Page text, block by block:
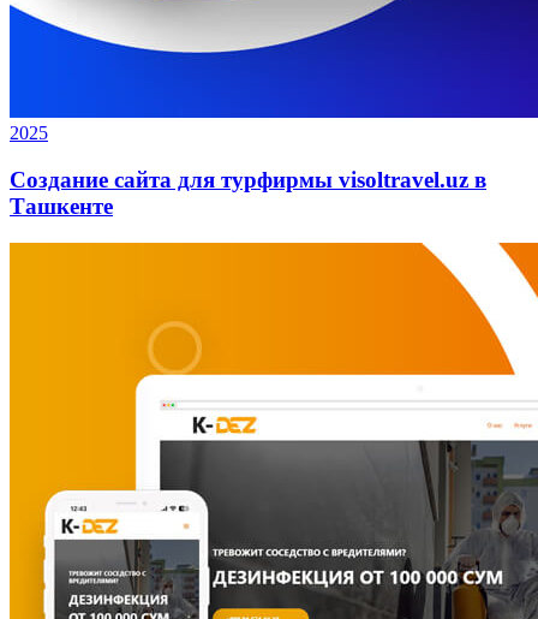
2025
Создание сайта для турфирмы visoltravel.uz в
Ташкенте